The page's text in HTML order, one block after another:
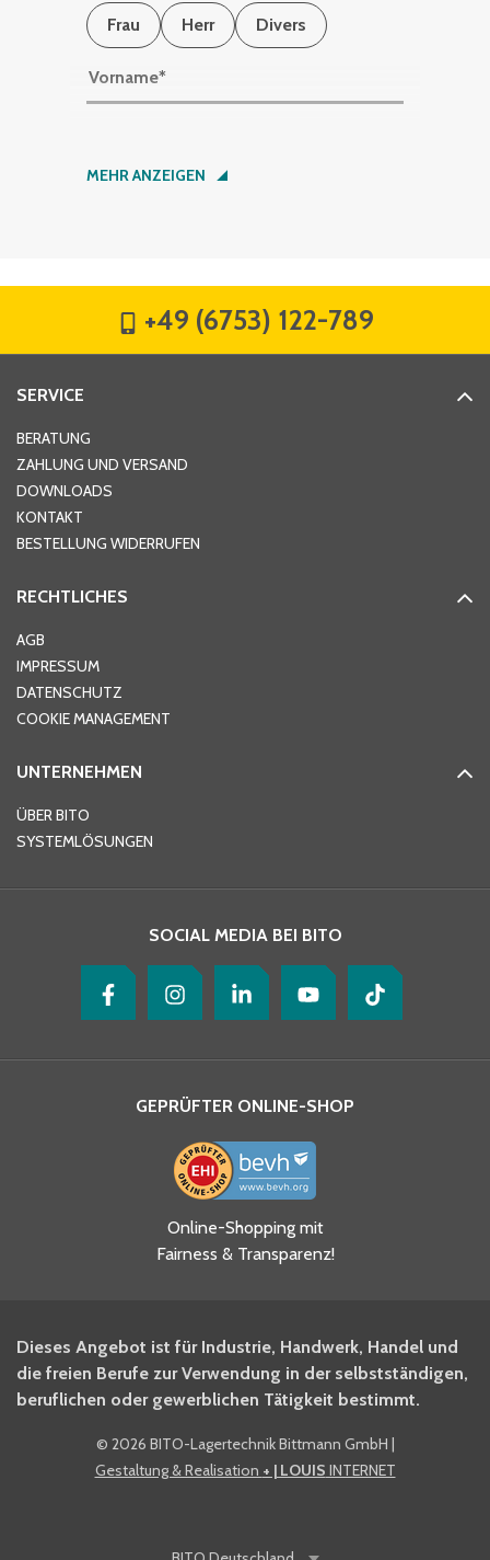
Frau
Herr Divers
Vorname*
Nachname*
Hausnummer
Ort*
Telefon
Ja, ich habe die
Datenschutzhinweise gelesen
und akzeptiere diese.
BITO Newsletter Fachwissen
Intralogistiker anmelden.
Ja, ich möchte mich für den
BITO Shop-Newsletter
MEHR ANZEIGEN
+49 (6753) 122-789
SERVICE
BERATUNG
ZAHLUNG UND VERSAND
DOWNLOADS
KONTAKT
BESTELLUNG WIDERRUFEN
RECHTLICHES
AGB
IMPRESSUM
DATENSCHUTZ
COOKIE MANAGEMENT
UNTERNEHMEN
ÜBER BITO
SYSTEMLÖSUNGEN
SOCIAL MEDIA BEI BITO
GEPRÜFTER ONLINE-SHOP
Online-Shopping mit
Fairness & Transparenz!
Dieses Angebot ist für Industrie, Handwerk, Handel und
die freien Berufe zur Verwendung in der selbstständigen,
beruflichen oder gewerblichen Tätigkeit bestimmt.
© 2026 BITO-Lagertechnik Bittmann GmbH |
Gestaltung & Realisation + | LOUIS INTERNET